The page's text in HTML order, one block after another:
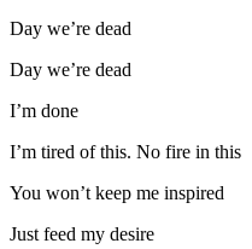
Day we’re dead
Day we’re dead
I’m done
I’m tired of this. No fire in this
You won’t keep me inspired
Just feed my desire